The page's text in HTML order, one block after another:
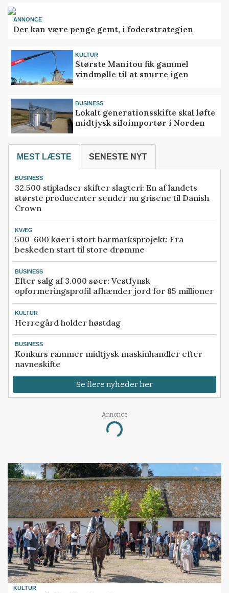
ANNONCE
Der kan være penge gemt, i foderstrategien
KULTUR
Største Manitou fik gammel
vindmølle til at snurre igen
BUSINESS
Lokalt generationsskifte skal løfte
midtjysk siloimportør i Norden
MEST LÆSTE SENESTE NYT
BUSINESS
32.500 stipladser skifter slagteri: En af landets
største producenter sender nu grisene til Danish
Crown
KVÆG
500-600 køer i stort barmarksprojekt: Fra
beskeden start til store drømme
BUSINESS
Efter salg af 3.000 søer: Vestfynsk
opformeringsprofil afhænder jord for 85 millioner
KULTUR
Herregård holder høstdag
BUSINESS
Konkurs rammer midtjysk maskinhandler efter
navneskifte
Se flere nyheder her
Annonce
Loading...
KULTUR